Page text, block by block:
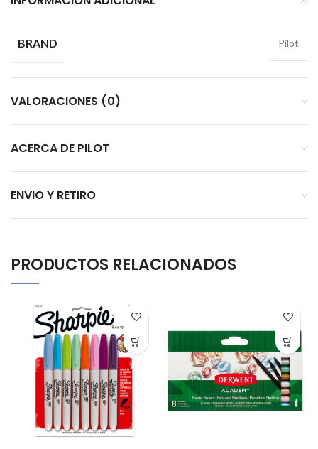
BRAND Pilot
VALORACIONES (0)
ACERCA DE PILOT
ENVIO Y RETIRO
PRODUCTOS RELACIONADOS